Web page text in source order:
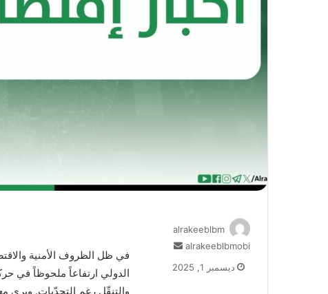
في ظل الظروف الأمنية
الدولي ارتفاعاً ملحوظاً في
والتنقّل رغم التحدّيات. ويرى
alrakeeblbm
alrakeeblbmobi
أرسل
إلكترونيا
ديسمبر 1, 2025